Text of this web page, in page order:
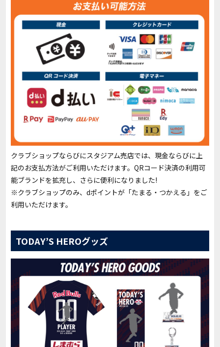
クラブショップならびにスタジアム売店では、現金ならびに上
記のお支払方法がご利用いただけます。QRコード決済の利用可
能ブランドを拡充し、さらに便利になりました!
※クラブショップのみ、dポイントが「たまる・つかえる」をご
利用いただけます。
TODAY’S HEROグッズ